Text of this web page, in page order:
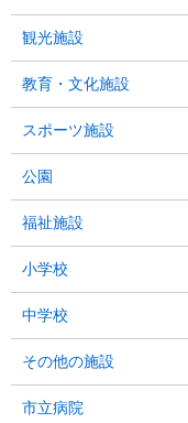
観光施設
教育・文化施設
スポーツ施設
公園
福祉施設
小学校
中学校
その他の施設
市立病院